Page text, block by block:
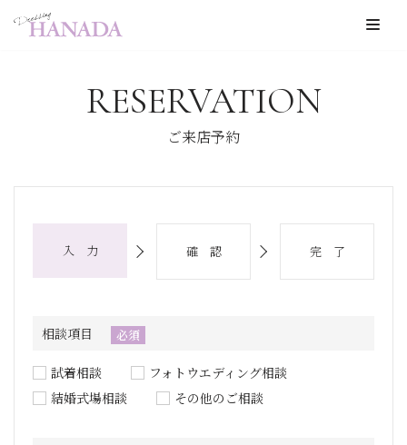
RESERVATION
ご来店予約
入 力 確 認 完 了
相談項目 必須
試着相談
フォトウエディング相談
結婚式場相談
その他のご相談